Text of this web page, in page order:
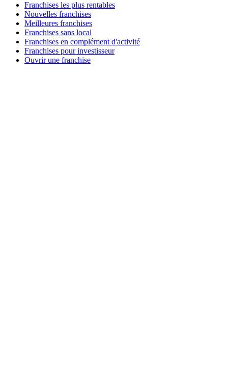
Franchises les plus rentables
Nouvelles franchises
Meilleures franchises
Franchises sans local
Franchises en complément d'activité
Franchises pour investisseur
Ouvrir une franchise